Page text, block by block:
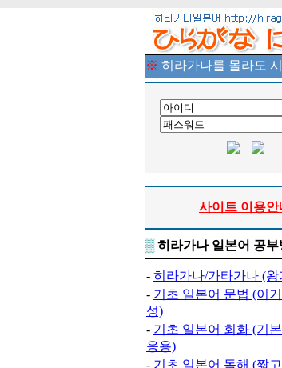
※ 히라가나를 몰라도
|
사이트 이용안
▒히라가나 일본어 공부
- 히라가나/가타가나 (
- 기초 일본어 문법 (이
성)
- 기초 일본어 회화 (기
응용)
- 기초 일본어 독해 (짧